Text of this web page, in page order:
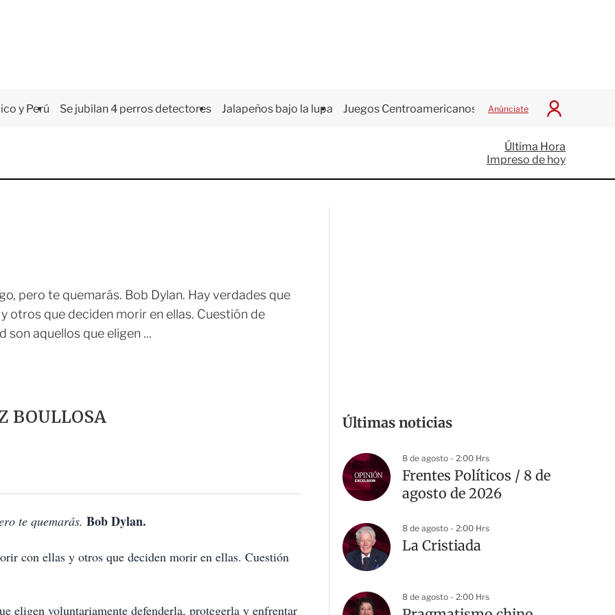
y Perú Se jubilan 4 perros detectores Jalapeños bajo la lupa Juegos Centroamericanos Anúnciate
I
c
i
a
Última Hora
Impreso de hoy
pero te quemarás. Bob Dylan. Hay verdades que
otros que deciden morir en ellas. Cuestión de
son aquellos que eligen ...
BOULLOSA
te quemarás. Bob Dylan.
con ellas y otros que deciden morir en ellas. Cuestión
eligen voluntariamente defenderla, protegerla y enfrentar
Últimas noticias
8 de agosto - 2:00 Hrs
Frentes Políticos / 8 de
agosto de 2026
8 de agosto - 2:00 Hrs
La Cristiada
8 de agosto - 2:00 Hrs